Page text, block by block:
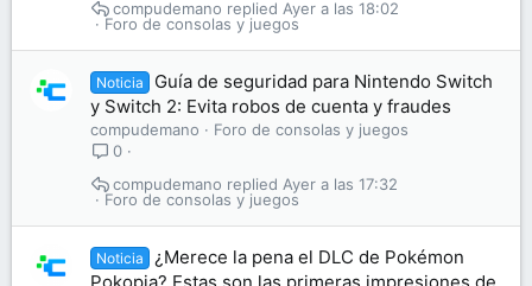
Foro de consolas y juegos
Ayer a las 18:02
compudemano
Noticia
Guía de seguridad para Nintendo Switch
y Switch 2: Evita robos de cuenta y fraudes
compudemano
Foro de consolas y juegos
0
Foro de consolas y juegos
Ayer a las 17:32
compudemano
Noticia
¿Merece la pena el DLC de Pokémon